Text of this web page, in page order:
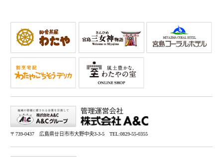
〒739-0437 広島県廿日市市大野中央3-3-5 TEL:0829-55-0355